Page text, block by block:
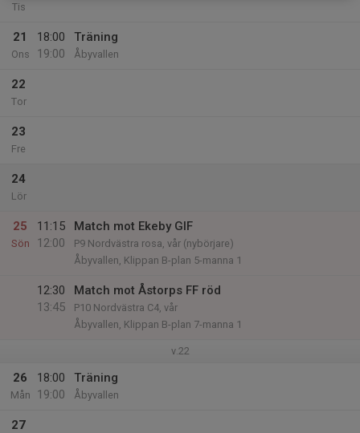
Tis
21
Ons
18:00
19:00
Träning
Åbyvallen
22
Tor
23
Fre
24
Lör
25
Sön
11:15
12:00
Match mot Ekeby GIF
P9 Nordvästra rosa, vår (nybörjare)
Åbyvallen, Klippan B-plan 5-manna 1
12:30
13:45
Match mot Åstorps FF röd
P10 Nordvästra C4, vår
Åbyvallen, Klippan B-plan 7-manna 1
v.22
26
Mån
18:00
19:00
Träning
Åbyvallen
27